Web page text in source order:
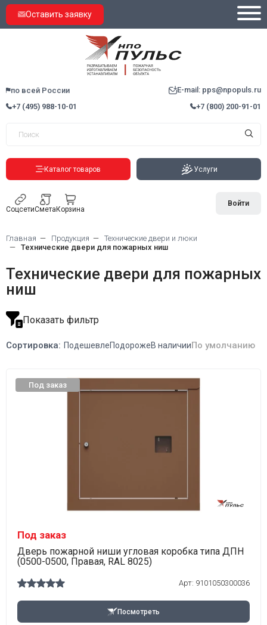
Оставить заявку
по всей России
E-mail: pps@npopuls.ru
+7 (495) 988-10-01
+7 (800) 200-91-01
Каталог товаров Услуги
СоцсетиСметаКорзина
Войти
Главная Продукция
Технические двери и люки
Технические двери для пожарных ниш
Технические двери для пожарных
ниш
Показать фильтр
Сортировка: ПодешевлеПодорожеВ наличииПо умолчанию
Под заказ
Под заказ
Дверь пожарной ниши угловая коробка типа ДПН
(0500-0500, Правая, RAL 8025)
Арт: 9101050300036
Посмотреть